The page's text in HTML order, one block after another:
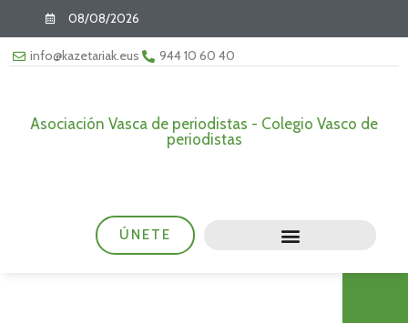
08/08/2026
info@kazetariak.eus 944 10 60 40
Asociación Vasca de periodistas - Colegio Vasco de
periodistas
ÚNETE